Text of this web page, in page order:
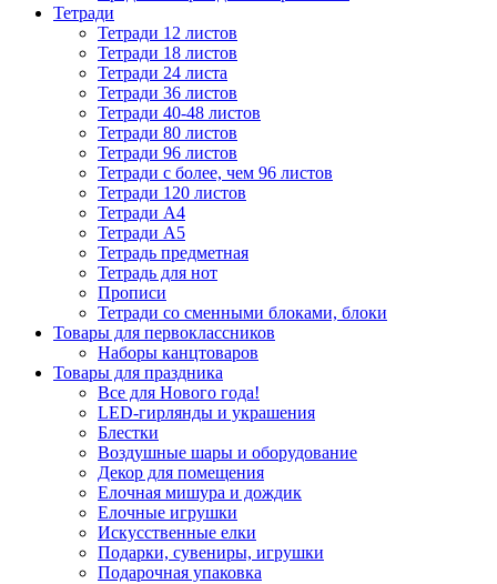
Тетради
Тетради 12 листов
Тетради 18 листов
Тетради 24 листа
Тетради 36 листов
Тетради 40-48 листов
Тетради 80 листов
Тетради 96 листов
Тетради с более, чем 96 листов
Тетради 120 листов
Тетради А4
Тетради А5
Тетрадь предметная
Тетрадь для нот
Прописи
Тетради со сменными блоками, блоки
Товары для первоклассников
Наборы канцтоваров
Товары для праздника
Все для Нового года!
LED-гирлянды и украшения
Блестки
Воздушные шары и оборудование
Декор для помещения
Елочная мишура и дождик
Елочные игрушки
Искусственные елки
Подарки, сувениры, игрушки
Подарочная упаковка